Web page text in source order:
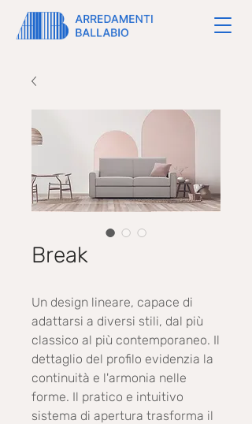
Break
Un design lineare, capace di
adattarsi a diversi stili, dal più
classico al più contemporaneo. Il
dettaglio del profilo evidenzia la
continuità e l'armonia nelle
forme. Il pratico e intuitivo
sistema di apertura trasforma il